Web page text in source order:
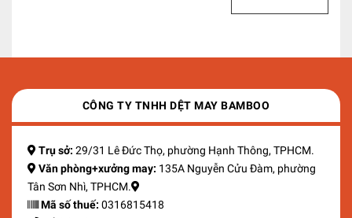
CÔNG TY TNHH DỆT MAY BAMBOO
Trụ sở: 29/31 Lê Đức Thọ, phường Hạnh Thông, TPHCM.
Văn phòng+xưởng may: 135A Nguyễn Cửu Đàm, phường
Tân Sơn Nhì, TPHCM.
Mã số thuế: 0316815418